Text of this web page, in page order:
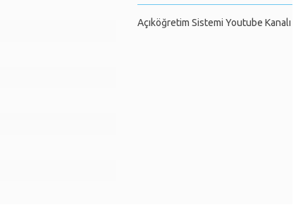
Açıköğretim Sistemi Youtube Kanalı